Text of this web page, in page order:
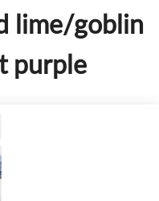
lime/goblin
purple